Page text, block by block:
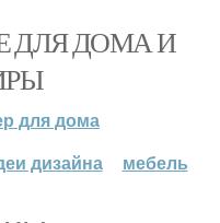
ДЛЯ ДОМА И
для дома
дизайна мебель